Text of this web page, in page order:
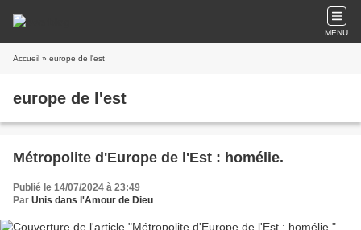
MENU
Accueil » europe de l'est
europe de l'est
Métropolite d'Europe de l'Est : homélie.
Publié le 14/07/2024 à 23:49
Par Unis dans l'Amour de Dieu